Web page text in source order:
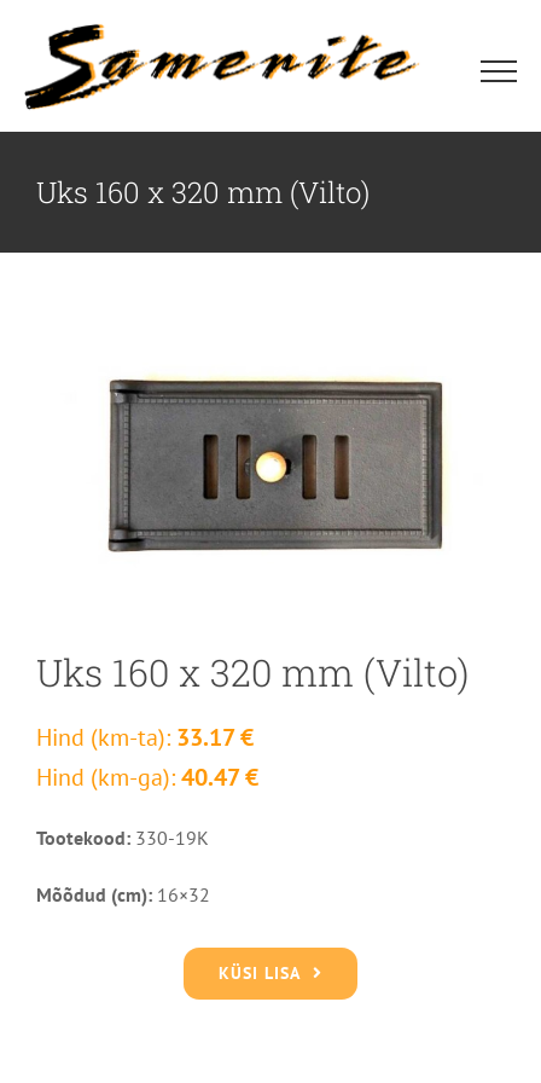
content
Uks 160 x 320 mm (Vilto)
Uks 160 x 320 mm (Vilto)
Hind (km-ta): 33.17 €
Hind (km-ga):40.47 €
Tootekood: 330-19K
Mõõdud (cm): 16×32
KÜSI LISA